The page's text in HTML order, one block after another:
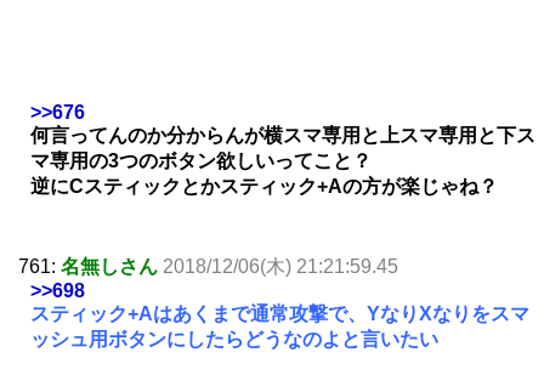
>>676
何言ってんのか分からんが横スマ専用と上スマ専用と下ス
マ専用の3つのボタン欲しいってこと？
逆にCスティックとかスティック+Aの方が楽じゃね？
761: 名無しさん 2018/12/06(木) 21:21:59.45
>>698
スティック+Aはあくまで通常攻撃で、YなりXなりをスマ
ッシュ用ボタンにしたらどうなのよと言いたい